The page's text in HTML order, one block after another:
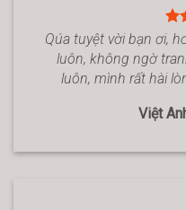
Qúa tuyệt vời bạn ơi,
luôn, không ngờ
luôn, mình rất hài
Việt